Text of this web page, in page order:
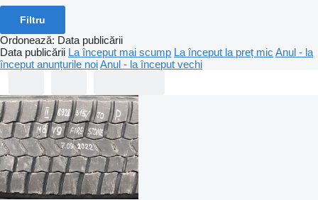
Filtru
Ordonează: Data publicării
Data publicării La început mai scump La început la preț mic Anul - la
început anunțurile noiAnul - la început vechi